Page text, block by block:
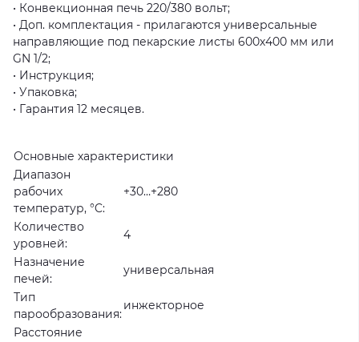
• Конвекционная печь 220/380 вольт;
• Доп. комплектация - прилагаются универсальные
направляющие под пекарские листы 600х400 мм или
GN 1/2;
• Инструкция;
• Упаковка;
• Гарантия 12 месяцев.
Диапазон
рабочих
температур, °C:
+30…+280
Количество
уровней:
4
Назначение
печей:
универсальная
Тип
парообразования:
инжекторное
Расстояние
Основные характеристики